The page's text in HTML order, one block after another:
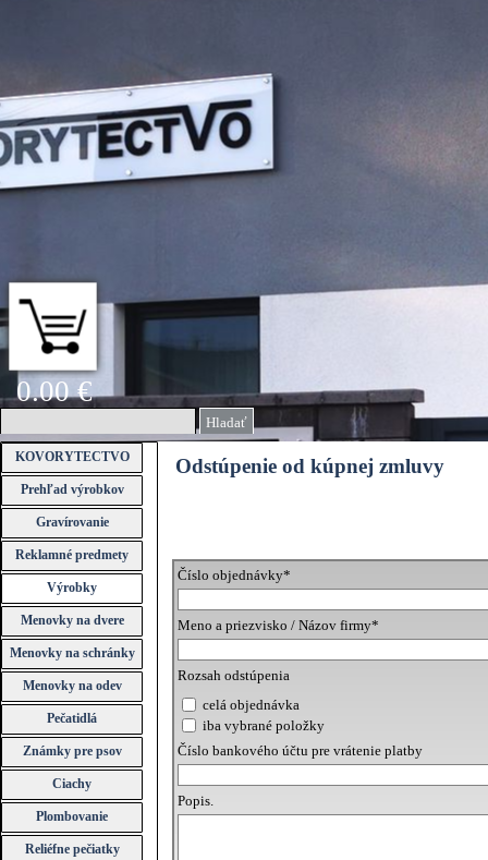
Hladať
0.00 €
Preskočiť menu
KOVORYTECTVO
Prehľad výrobkov
Gravírovanie
Reklamné predmety
Výrobky
Menovky na dvere
Menovky na schránky
Menovky na odev
Pečatidlá
Známky pre psov
Ciachy
Plombovanie
Reliéfne pečiatky
Odstúpenie od kúpnej zmluvy
Číslo objednávky*
Meno a priezvisko / Názov firmy*
Rozsah odstúpenia
celá objednávka
iba vybrané položky
Číslo bankového účtu pre vrátenie platby
Popis.